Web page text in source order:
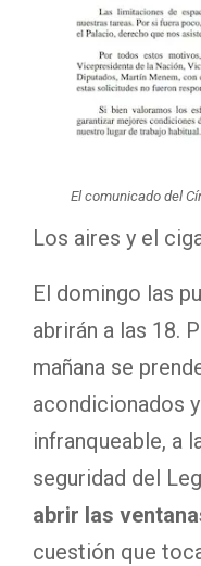
El comunicado del
Los aires y el
El domingo las
abrirán a las 18.
mañana se
acondicionados
infranqueable, a
seguridad del
abrir las
cuestión que